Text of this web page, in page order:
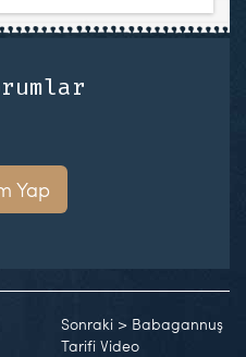
Yap
Sonraki > Babagannuş
Tarifi Video